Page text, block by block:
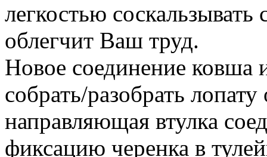
легкостью соскальзывать
облегчит Ваш труд.
Новое соединение ковша
собрать/разобрать
направляющая втулка
фиксацию черенка в